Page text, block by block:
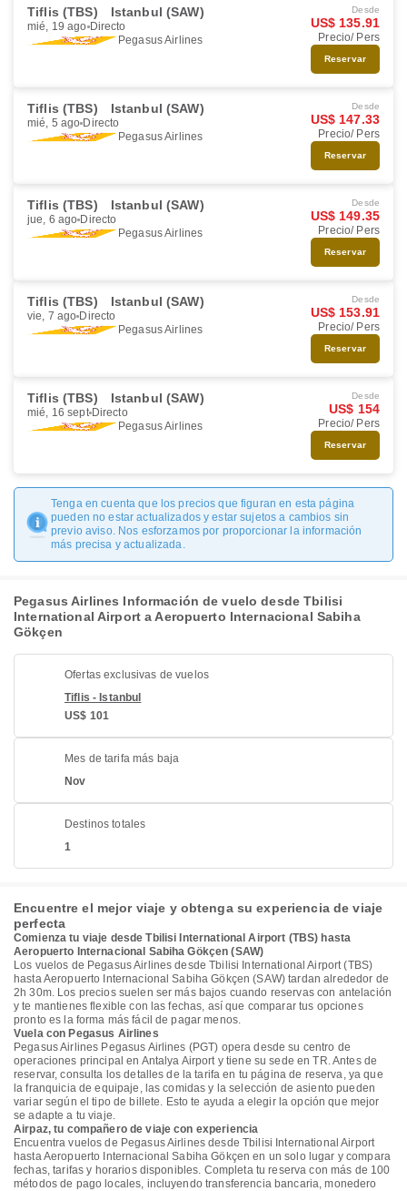
Tiflis (TBS) Istanbul (SAW)
mié, 19 ago Directo
Pegasus Airlines
Desde
US$ 135.91
Precio/ Pers
Reservar
Tiflis (TBS) Istanbul (SAW)
mié, 5 ago Directo
Pegasus Airlines
Desde
US$ 147.33
Precio/ Pers
Reservar
Tiflis (TBS) Istanbul (SAW)
jue, 6 ago Directo
Pegasus Airlines
Desde
US$ 149.35
Precio/ Pers
Reservar
Tiflis (TBS) Istanbul (SAW)
vie, 7 ago Directo
Pegasus Airlines
Desde
US$ 153.91
Precio/ Pers
Reservar
Tiflis (TBS) Istanbul (SAW)
mié, 16 sept Directo
Pegasus Airlines
Desde
US$ 154
Precio/ Pers
Reservar
Tenga en cuenta que los precios que figuran en esta página
pueden no estar actualizados y estar sujetos a cambios sin
previo aviso. Nos esforzamos por proporcionar la información
más precisa y actualizada.
Pegasus Airlines Información de vuelo desde Tbilisi
International Airport a Aeropuerto Internacional Sabiha
Gökçen
Ofertas exclusivas de vuelos
Tiflis - Istanbul
US$ 101
Mes de tarifa más baja
Nov
Destinos totales
1
Encuentre el mejor viaje y obtenga su experiencia de viaje
perfecta
Comienza tu viaje desde Tbilisi International Airport (TBS) hasta
Aeropuerto Internacional Sabiha Gökçen (SAW)
Los vuelos de Pegasus Airlines desde Tbilisi International Airport (TBS)
hasta Aeropuerto Internacional Sabiha Gökçen (SAW) tardan alrededor de
2h 30m. Los precios suelen ser más bajos cuando reservas con antelación
y te mantienes flexible con las fechas, así que comparar tus opciones
pronto es la forma más fácil de pagar menos.
Vuela con Pegasus Airlines
Pegasus Airlines Pegasus Airlines (PGT) opera desde su centro de
operaciones principal en Antalya Airport y tiene su sede en TR. Antes de
reservar, consulta los detalles de la tarifa en tu página de reserva, ya que
la franquicia de equipaje, las comidas y la selección de asiento pueden
variar según el tipo de billete. Esto te ayuda a elegir la opción que mejor
se adapte a tu viaje.
Airpaz, tu compañero de viaje con experiencia
Encuentra vuelos de Pegasus Airlines desde Tbilisi International Airport
hasta Aeropuerto Internacional Sabiha Gökçen en un solo lugar y compara
fechas, tarifas y horarios disponibles. Completa tu reserva con más de 100
métodos de pago locales, incluyendo transferencia bancaria, monedero